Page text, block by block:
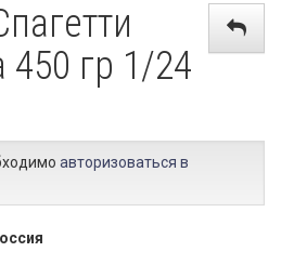
гр 1/24
авторизоваться в